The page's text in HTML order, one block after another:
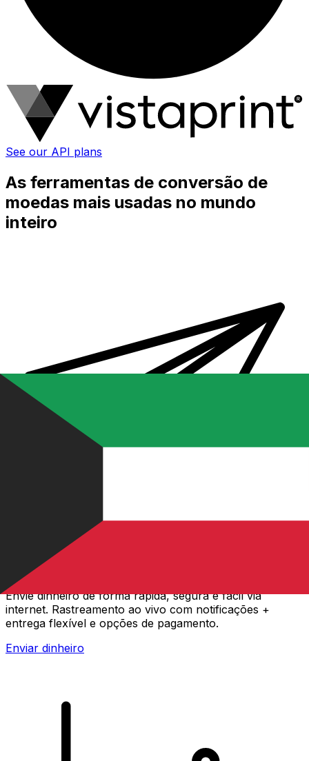
See our API plans
As ferramentas de conversão de
moedas mais usadas no mundo
inteiro
Transferência internacional de dinheiro Xe
Envie dinheiro de forma rápida, segura e fácil via
internet. Rastreamento ao vivo com notificações +
entrega flexível e opções de pagamento.
Enviar dinheiro